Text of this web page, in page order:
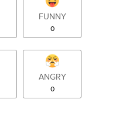
FUNNY
0
ANGRY
0